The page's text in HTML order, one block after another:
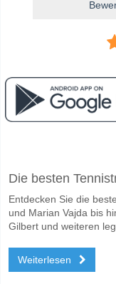
Das Spiel zwischen Al-
Wer ist das
Al-Khabourah für den
Werden beide
Nein für Beide Teams
Die besten
Entdecken Sie die
und Marian Vajda bis
Gilbert und weiteren
Weiterlesen